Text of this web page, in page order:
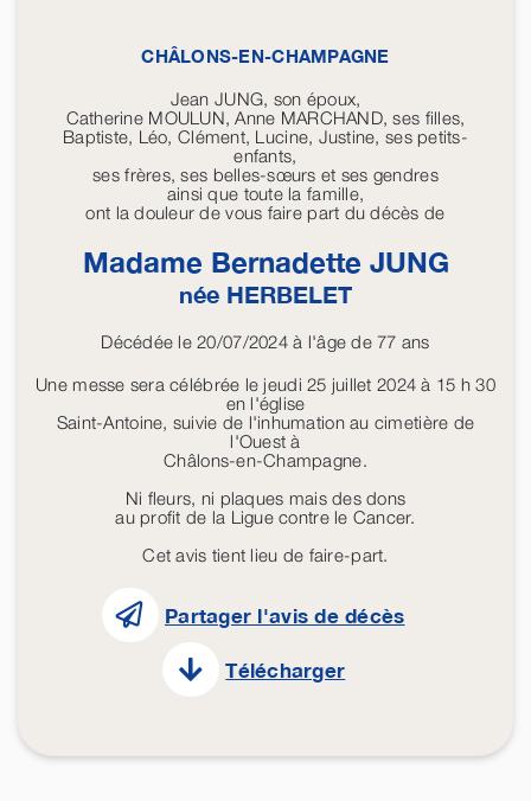
CHÂLONS-EN-CHAMPAGNE
Jean JUNG, son époux,
Catherine MOULUN, Anne MARCHAND, ses filles,
Baptiste, Léo, Clément, Lucine, Justine, ses petits-
enfants,
ses frères, ses belles-sœurs et ses gendres
ainsi que toute la famille,
ont la douleur de vous faire part du décès de
Madame Bernadette JUNG
née HERBELET
Décédée le 20/07/2024 à l'âge de 77 ans
Une messe sera célébrée le jeudi 25 juillet 2024 à 15 h 30
en l'église
Saint-Antoine, suivie de l'inhumation au cimetière de
l'Ouest à
Châlons-en-Champagne.
Ni fleurs, ni plaques mais des dons
au profit de la Ligue contre le Cancer.
Cet avis tient lieu de faire-part.
Partager l'avis de décès
Télécharger